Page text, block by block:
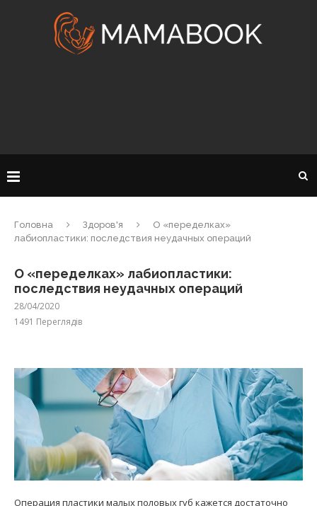
Головна Здоров'я
О «переделках»
лабиопластики: последствия неудачных операций
О «переделках» лабиопластики:
последствия неудачных операций
28/04/2020
1491 Переглядів
Операция пластики малых половых губ кажется достаточно